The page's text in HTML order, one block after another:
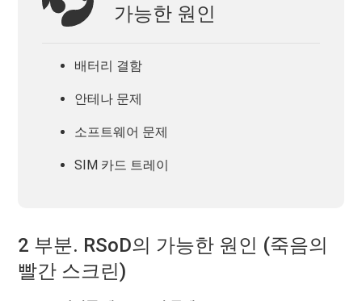
가능한 원인
배터리 결함
안테나 문제
소프트웨어 문제
SIM 카드 트레이
2 부분. RSoD의 가능한 원인 (죽음의
빨간 스크린)